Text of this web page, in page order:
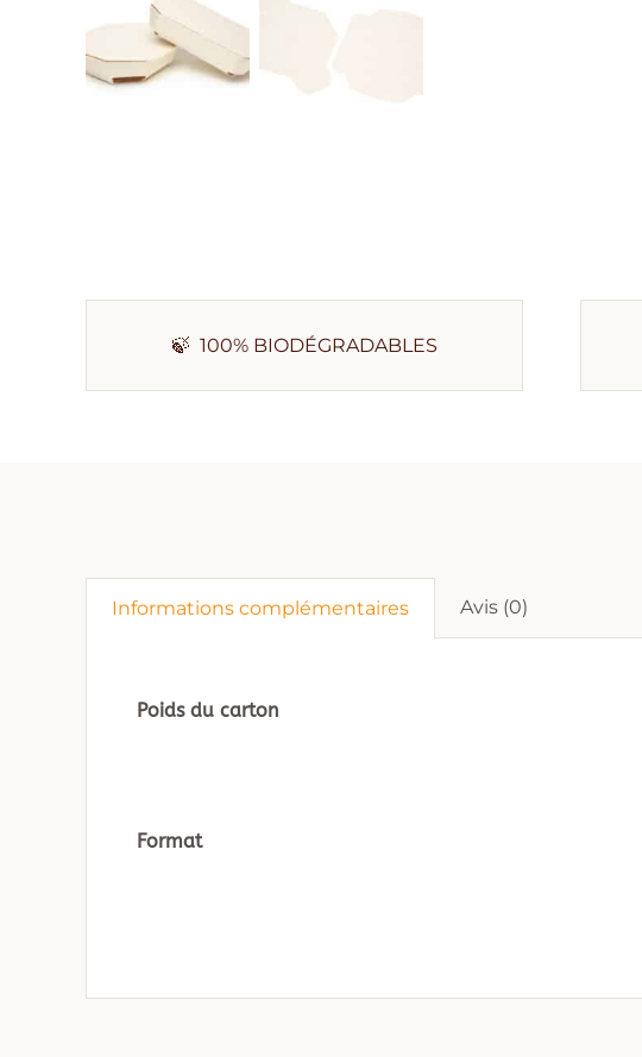
🍃 100% BIODÉGRADABLES
Informations complémentaires Avis (0)
Poids du carton
Format